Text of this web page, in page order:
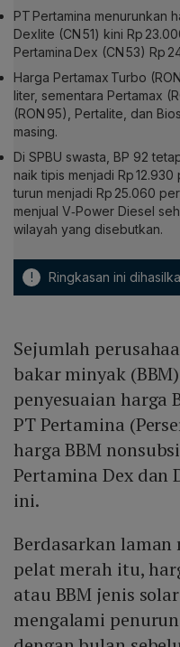
PT Pertamina menurunkan
Dexlite (CN 51) kini Rp
Pertamina Dex (CN 53) Rp
Harga Pertamax Turbo
liter, sementara Pertamax
(RON 95), Pertalite, dan
masing.
Di SPBU swasta, BP 92
naik tipis menjadi Rp
turun menjadi Rp 25.060
menjual V‑Power Diesel
wilayah yang disebutkan.
! Ringkasan ini
Sejumlah
bakar minyak
penyesuaian harga
PT Pertamina
harga BBM
Pertamina Dex dan
ini.
Berdasarkan laman
pelat merah itu,
atau BBM jenis
mengalami